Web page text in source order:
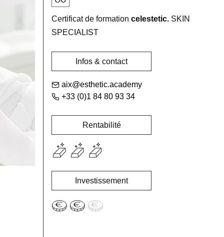
Certificat de formation celestetic. SKIN
SPECIALIST
Infos & contact
aix@esthetic.academy
+33 (0)1 84 80 93 34
Rentabilité
Investissement